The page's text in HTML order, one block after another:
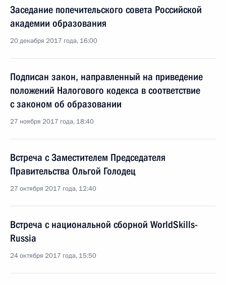
Заседание попечительского совета Российской
академии образования
20 декабря 2017 года, 16:00
Подписан закон, направленный на приведение
положений Налогового кодекса в соответствие
с законом об образовании
27 ноября 2017 года, 18:40
Встреча с Заместителем Председателя
Правительства Ольгой Голодец
27 октября 2017 года, 12:40
Встреча с национальной сборной WorldSkills-
Russia
24 октября 2017 года, 15:50